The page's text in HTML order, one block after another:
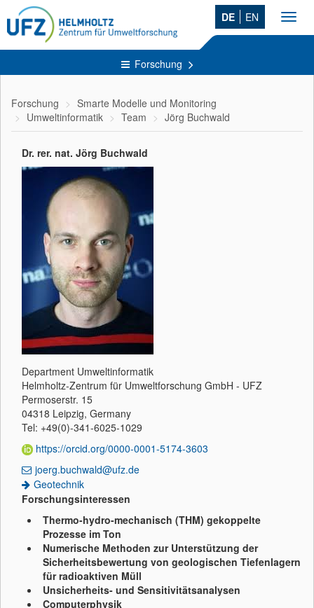
DE EN
Forschung
Forschung
Smarte Modelle und Monitoring
Umweltinformatik
Team Jörg Buchwald
Dr. rer. nat. Jörg Buchwald
Department Umweltinformatik
Helmholtz-Zentrum für Umweltforschung GmbH - UFZ
Permoserstr. 15
04318 Leipzig, Germany
Tel: +49(0)-341-6025-1029
https://orcid.org/0000-0001-5174-3603
joerg.buchwald@ufz.de
Geotechnik
Forschungsinteressen
Thermo-hydro-mechanisch (THM) gekoppelte
Prozesse im Ton
Numerische Methoden zur Unterstützung der
Sicherheitsbewertung von geologischen Tiefenlagern
für radioaktiven Müll
Unsicherheits- und Sensitivitätsanalysen
Computerphysik